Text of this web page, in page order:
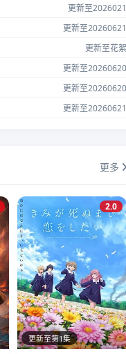
更新至2026021
更新至20260621
更新至花絮
更新至20260620
更新至20260620
更新至20260621
更多
更新至第1集
2.0